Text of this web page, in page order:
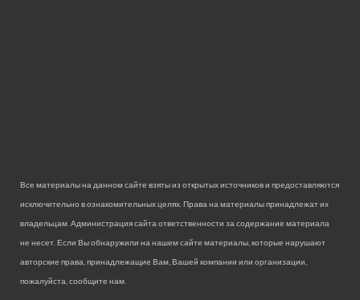
Все материалы на данном сайте взяты из открытых источников и предоставляются
исключительно в ознакомительных целях. Права на материалы принадлежат их
владельцам. Администрация сайта ответственности за содержание материала
не несет. Если Вы обнаружили на нашем сайте материалы, которые нарушают
авторские права, принадлежащие Вам, Вашей компании или организации,
пожалуйста, сообщите нам.